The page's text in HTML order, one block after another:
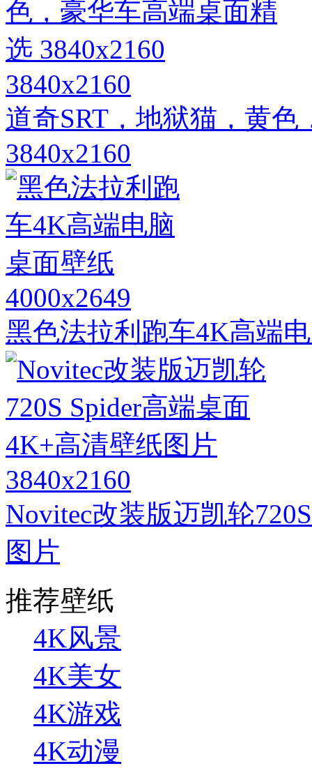
3840x2160
道奇SRT，地狱猫，黄
3840x2160
4000x2649
黑色法拉利跑车4K高端
3840x2160
Novitec改装版迈凯轮
图片
推荐壁纸
4K风景
4K美女
4K游戏
4K动漫